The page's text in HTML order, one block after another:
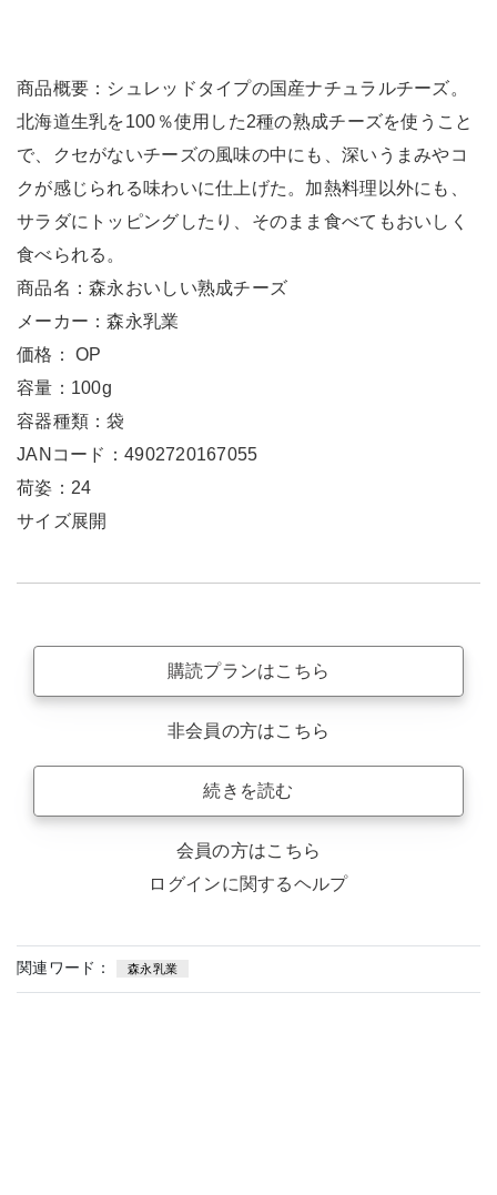
商品概要：シュレッドタイプの国産ナチュラルチーズ。
北海道生乳を100％使用した2種の熟成チーズを使うこと
で、クセがないチーズの風味の中にも、深いうまみやコ
クが感じられる味わいに仕上げた。加熱料理以外にも、
サラダにトッピングしたり、そのまま食べてもおいしく
食べられる。
商品名：森永おいしい熟成チーズ
メーカー：森永乳業
価格： OP
容量：100g
容器種類：袋
JANコード：4902720167055
荷姿：24
サイズ展開
購読プランはこちら
非会員の方はこちら
続きを読む
会員の方はこちら
ログインに関するヘルプ
関連ワード： 森永乳業